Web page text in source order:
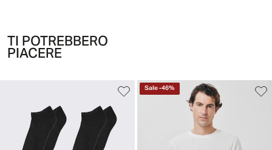
TI POTREBBERO
PIACERE
Sale-46%